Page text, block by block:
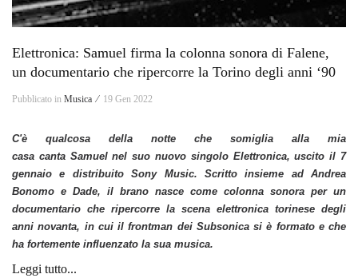
Elettronica: Samuel firma la colonna sonora di Falene,
un documentario che ripercorre la Torino degli anni ‘90
Pubblicato in Musica ⁄ 19 Gen 2022
C'è qualcosa della notte che somiglia alla mia
casa canta Samuelnel suo nuovo singolo Elettronica, uscito il 7
gennaio e distribuitoSony Music. Scritto insieme ad Andrea
Bonomo e Dade, il brano nasce come colonna sonora per un
documentario che ripercorre la scena elettronica torinese degli
anni novanta, in cui il frontman dei Subsonica si è formato e che
ha fortemente influenzato la sua musica.
Leggi tutto...